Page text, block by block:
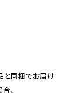
と同梱でお届け
、